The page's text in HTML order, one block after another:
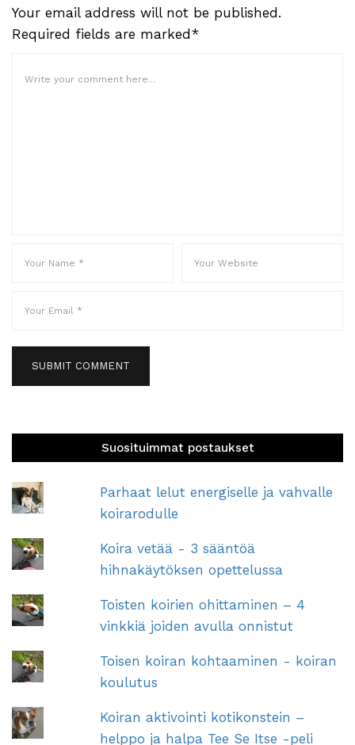
Your email address will not be published.
Required fields are marked*
Suosituimmat postaukset
Parhaat lelut energiselle ja vahvalle
koirarodulle
Koira vetää - 3 sääntöä
hihnakäytöksen opettelussa
Toisten koirien ohittaminen – 4
vinkkiä joiden avulla onnistut
Toisen koiran kohtaaminen - koiran
koulutus
Koiran aktivointi kotikonstein –
helppo ja halpa Tee Se Itse -peli